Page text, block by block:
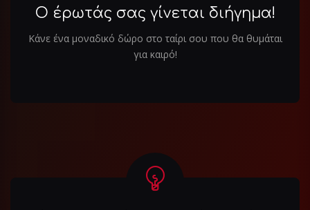
Ο έρωτάς σας γίνεται διήγημα!
Κάνε ένα μοναδικό δώρο στο ταίρι σου που θα θυμάται
για καιρό!